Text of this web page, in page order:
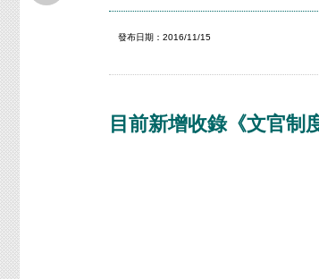
發布日期：2016/11/15
目前新增收錄《文官制